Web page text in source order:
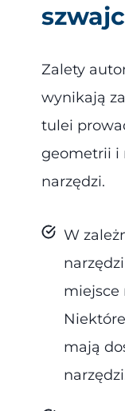
Zalety
wynikają
tulei
geometrii i
narzędzi.
W
miejsce
mają